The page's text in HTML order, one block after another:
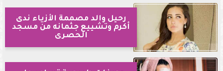
رحيل والد مصممة الأزياء ندى
أكرم وتشييع جثمانه من مسجد
الحصرى